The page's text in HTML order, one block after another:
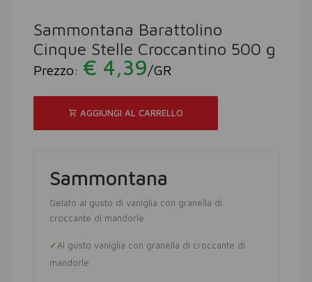
Sammontana Barattolino
Cinque Stelle Croccantino 500 g
Prezzo: € 4,39/GR
AGGIUNGI AL CARRELLO
Sammontana
Gelato al gusto di vaniglia con granella di
croccante di mandorle
Al gusto vaniglia con granella di croccante di
mandorle